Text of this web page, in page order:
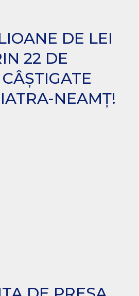
DE LEI
22 DE
NEAMȚ!